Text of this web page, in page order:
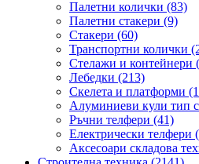
Палетни колички (83)
Палетни стакери (9)
Стакери (60)
Транспортни колички
Стелажи и контейнери
Лебедки (213)
Скелета и платформи
Алуминиеви кули тип
Ръчни телфери (41)
Електрически телфери
Аксесоари складова